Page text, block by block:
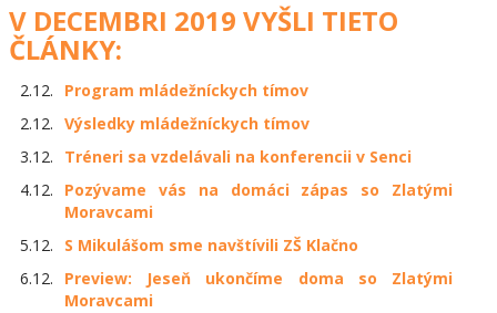
V DECEMBRI 2019 VYŠLI TIETO
ČLÁNKY:
2.12.
Program mládežníckych tímov
2.12. Výsledky mládežníckych tímov
3.12.
Tréneri sa vzdelávali na konferencii v Senci
4.12.
Pozývame vás na domáci zápas so Zlatými
Moravcami
5.12.
S Mikulášom sme navštívili ZŠ Klačno
6.12.
Preview: Jeseň ukončíme doma so Zlatými
Moravcami